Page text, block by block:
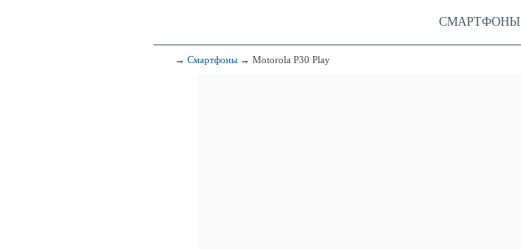
СМАРТФОНЫ
→ Смартфоны → Motorola P30 Play